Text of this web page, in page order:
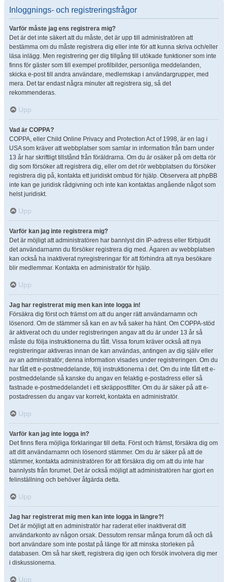
Inloggnings- och registreringsfrågor
Varför måste jag ens registrera mig?
Det är det inte säkert att du måste, det är upp till administratören att
bestämma om du måste registrera dig eller inte för att kunna skriva och/eller
läsa inlägg. Men registrering ger dig tillgång till utökade funktioner som inte
finns för gäster som till exempel profilbilder, personliga meddelanden,
skicka e-post till andra användare, medlemskap i användargrupper, med
mera. Det tar endast några minuter att registrera sig, så det
rekommenderas.
Upp
Vad är COPPA?
COPPA, eller Child Online Privacy and Protection Act of 1998, är en lag i
USA som kräver att webbplatser som samlar in information från barn under
13 år har skriftligt tillstånd från föräldrarna. Om du är osäker på om detta rör
dig som försöker att registrera dig, eller om det rör webbplatsen du försöker
registrera dig på, kontakta ett juridiskt ombud för hjälp. Observera att phpBB
inte kan ge juridisk rådgivning och inte kan kontaktas angående något som
helst juridiskt.
Upp
Varför kan jag inte registrera mig?
Det är möjligt att administratören har bannlyst din IP-adress eller förbjudit
det användarnamn du försöker registrera dig med. Ägaren av webbplatsen
kan också ha inaktiverat nyregistreringar för att förhindra att nya besökare
blir medlemmar. Kontakta en administratör för hjälp.
Upp
Jag har registrerat mig men kan inte logga in!
Försäkra dig först och främst om att du anger rätt användarnamn och
lösenord. Om de stämmer så kan en av två saker ha hänt. Om COPPA-stöd
är aktiverat och du under registreringen angav att du är under 13 år så
måste du följa instruktionerna du fått. Vissa forum kräver också att nya
registreringar aktiveras innan de kan användas, antingen av dig själv eller
av an administratör; denna information visades under registreringen. Om du
har fått ett e-postmeddelande, följ instruktionerna i det. Om du inte fått ett e-
postmeddelande så kanske du angav en felaktig e-postadress eller så
fastnade e-postmeddelandet i ett skräppostfilter. Om du är säker på att e-
postadressen du angav var korrekt, kontakta en administratör.
Upp
Varför kan jag inte logga in?
Det finns flera möjliga förklaringar till detta. Först och främst, försäkra dig om
att ditt användarnamn och lösenord stämmer. Om du är säker på att de
stämmer, kontakta administratören för att försäkra dig om att du inte har
bannlysts från forumet. Det är också möjligt att administratören har gjort en
felinställning och behöver åtgärda detta.
Upp
Jag har registrerat mig men kan inte logga in längre?!
Det är möjligt att en administratör har raderat eller inaktiverat ditt
användarkonto av någon orsak. Dessutom rensar många forum då och då
bort användare som inte postat på länge för att minska storleken på
databasen. Om så har skett, registrera dig igen och försök involvera dig mer
i diskussionerna.
Upp